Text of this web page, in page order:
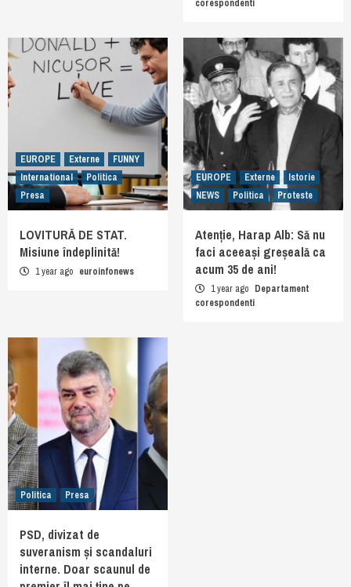
corespondenti
EUROPE Externe
FUNNY
International
Politica
Presa
LOVITURĂ DE STAT.
Misiune îndeplinită!
1 year ago euroinfonews
EUROPE Externe
Istorie
NEWS
Politica Proteste
Atenție, Harap Alb: Să nu
faci aceeași greșeală ca
acum 35 de ani!
1 year ago Departament
corespondenti
Politica Presa
PSD, divizat de
suveranism și scandaluri
interne. Doar scaunul de